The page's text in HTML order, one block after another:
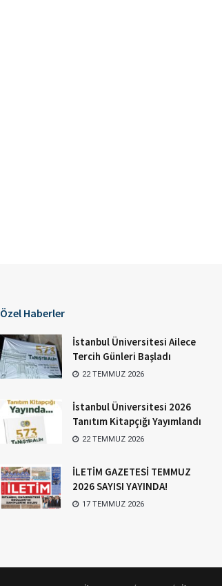
Özel Haberler
İstanbul Üniversitesi Ailece
Tercih Günleri Başladı
22 TEMMUZ 2026
İstanbul Üniversitesi 2026
Tanıtım Kitapçığı Yayımlandı
22 TEMMUZ 2026
İLETİM GAZETESİ TEMMUZ
2026 SAYISI YAYINDA!
17 TEMMUZ 2026